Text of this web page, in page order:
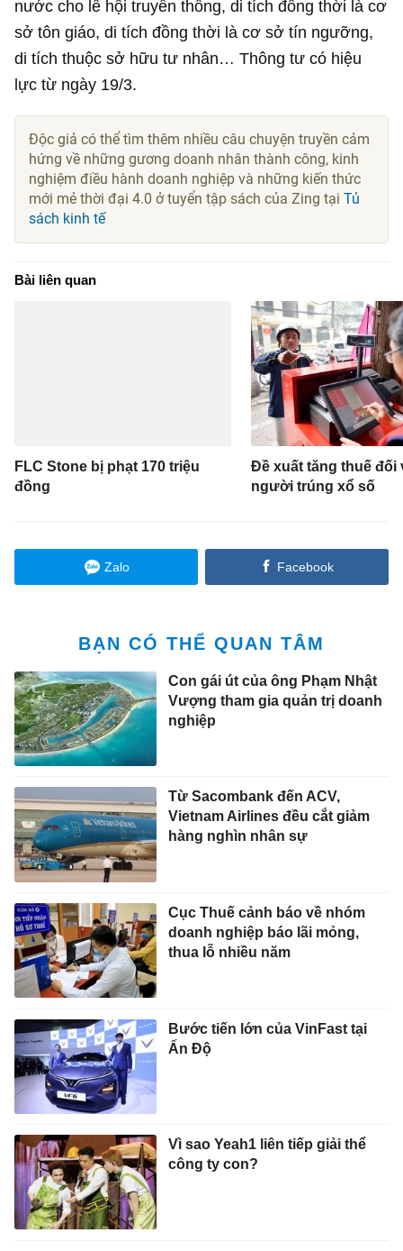
nước cho lễ hội truyền thống, di tích đồng thời là cơ
sở tôn giáo, di tích đồng thời là cơ sở tín ngưỡng,
di tích thuộc sở hữu tư nhân… Thông tư có hiệu
lực từ ngày 19/3.
Độc giả có thể tìm thêm nhiều câu chuyện truyền cảm
hứng về những gương doanh nhân thành công, kinh
nghiệm điều hành doanh nghiệp và những kiến thức
mới mẻ thời đại 4.0 ở tuyển tập sách của Zing tạiTủ
sách kinh tế
Bài liên quan
FLC Stone bị phạt 170 triệu
đồng
Đề xuất tăng thuế đối
người trúng xổ số
Zalo Facebook
BẠN CÓ THỂ QUAN TÂM
Con gái út của ông Phạm Nhật
Vượng tham gia quản trị doanh
nghiệp
Từ Sacombank đến ACV,
Vietnam Airlines đều cắt giảm
hàng nghìn nhân sự
Cục Thuế cảnh báo về nhóm
doanh nghiệp báo lãi mỏng,
thua lỗ nhiều năm
Bước tiến lớn của VinFast tại
Ấn Độ
Vì sao Yeah1 liên tiếp giải thể
công ty con?